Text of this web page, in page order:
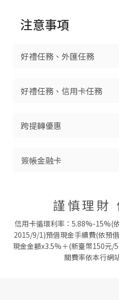
注意事項
好禮任務、外匯任務
好禮任務、信用卡任務
跨提轉優惠
簽帳金融卡
謹慎理財
信用卡循環利率：5.88%-15%(
2015/9/1)預借現金手續費(依預
現金金額x3.5%＋(新臺幣150元/
關費率依本行網